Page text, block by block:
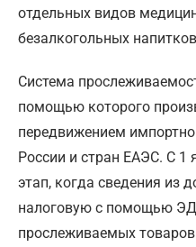
отдельных видов
безалкогольных
Система
помощью которого
передвижением
России и стран ЕАЭС. С 1
этап, когда сведения из
налоговую с помощью
прослеживаемых